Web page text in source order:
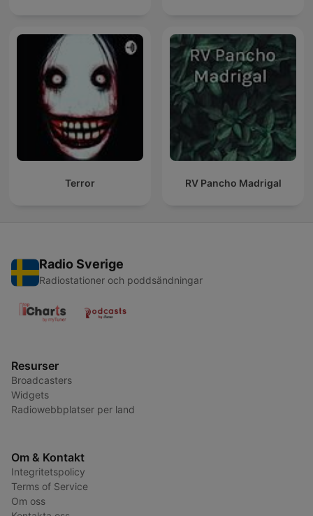
Terror RV Pancho Madrigal
Radio Sverige
Radiostationer och poddsändningar
Resurser
Broadcasters
Widgets
Radiowebbplatser per land
Om & Kontakt
Integritetspolicy
Terms of Service
Om oss